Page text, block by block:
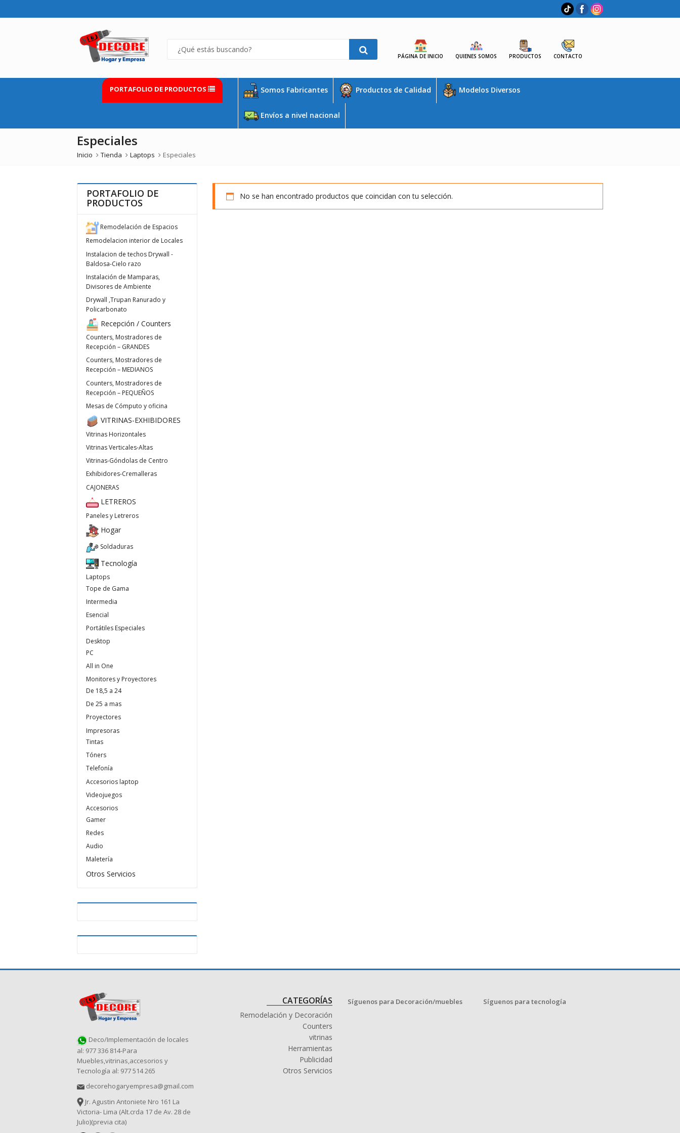
PÁGINA DE INICIO QUIENES SOMOS PRODUCTOS CONTACTO
PORTAFOLIO DE PRODUCTOS Somos Fabricantes Productos de Calidad Modelos Diversos
Envíos a nivel nacional
Especiales
Inicio Tienda Laptops Especiales
No se han encontrado productos que coincidan con tu selección.
PORTAFOLIO DE
PRODUCTOS
Remodelación de Espacios
Remodelacion interior de Locales
Instalacion de techos Drywall -
Baldosa-Cielo razo
Instalación de Mamparas,
Divisores de Ambiente
Drywall ,Trupan Ranurado y
Policarbonato
Recepción / Counters
Counters, Mostradores de
Recepción – GRANDES
Counters, Mostradores de
Recepción – MEDIANOS
Counters, Mostradores de
Recepción – PEQUEÑOS
Mesas de Cómputo y oficina
VITRINAS-EXHIBIDORES
Vitrinas Horizontales
Vitrinas Verticales-Altas
Vitrinas-Góndolas de Centro
Exhibidores-Cremalleras
CAJONERAS
LETREROS
Paneles y Letreros
Hogar
Soldaduras
Tecnología
Laptops
Tope de Gama
Intermedia
Esencial
Portátiles Especiales
Desktop
PC
All in One
Monitores y Proyectores
De 18,5 a 24
De 25 a mas
Proyectores
Impresoras
Tintas
Tóners
Telefonía
Accesorios laptop
Videojuegos
Accesorios
Gamer
Redes
Audio
Maletería
Otros Servicios
Deco/Implementación de locales
al: 977 336 814-Para
Muebles,vitrinas,accesorios y
Tecnología al: 977 514 265
decorehogaryempresa@gmail.com
Jr. Agustin Antoniete Nro 161 La
Victoria- Lima (Alt.crda 17 de Av. 28 de
Julio)(previa cita)
CATEGORÍAS
Remodelación y Decoración
Counters
vitrinas
Herramientas
Publicidad
Otros Servicios
Síguenos para Decoración/muebles Síguenos para tecnología